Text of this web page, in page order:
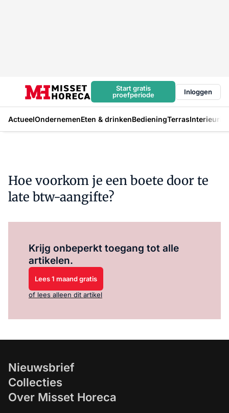
Start gratis
proefperiode
Inloggen
ActueelOndernemenEten & drinkenBedieningTerrasInterieur
Hoe voorkom je een boete door te
late btw-aangifte?
Krijg onbeperkt toegang tot alle
artikelen.
Lees 1 maand gratis
of lees alleen dit artikel
Nieuwsbrief
Collecties
Over Misset Horeca